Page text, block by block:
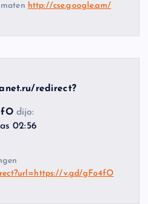
http://cse.google.am/
redirect?
dijo:
02:56
v.gd/gFo4fO